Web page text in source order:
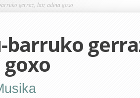
gerraz, latz adina goxo
barruko